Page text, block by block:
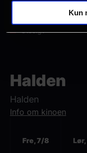
Kun
Halden
Halden
Info om kinoen
Fre, 7/8
Veldig få ledige
Utsolgt